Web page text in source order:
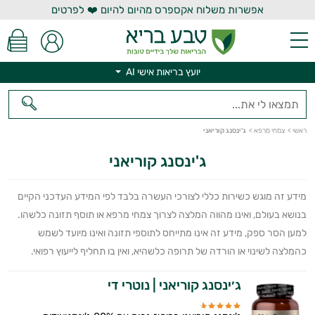
אפשרות משלוח אקספרס מהיום להיום ❤️ לפרטים
יועץ בריאות אישי AI
ראשי > צמחי מרפא > ג'ינסנג קוריאני
ג'ינסנג קוריאני
מידע זה מוגש כשירות כללי לצורכי העשרה בלבד לפי המידע העדכני הקיים
בנושא בעולם, ואינו מהווה המלצה לצרוך צמחי מרפא או תוסף תזונה כלשהו.
למען הסר ספק, מידע זה אינו מתייחס לתוספי תזונה ואינו מיועד לשמש
כהמלצה לשינוי או הורדה של תרופה כלשהיא, ואין בו תחליף לייעוץ רפואי.
ג׳ינסנג קוריאני | נוטרי די
יועץ בריאות אישי AI